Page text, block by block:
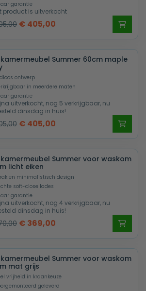
garantie
product is uitverkocht
Oorspronkelijke
was:
€ 605,00.
€ 405,00
is:
€ 405,00.
Summer 60cm maple
ontwerp
in meerdere maten
garantie
uitverkocht, nog 5 verkrijgbaar, nu
dinsdag in huis!
Oorspronkelijke
was:
€ 605,00.
€ 405,00
is:
€ 405,00.
Summer voor waskom
licht eiken
en minimalistisch design
soft-close lades
garantie
uitverkocht, nog 4 verkrijgbaar, nu
dinsdag in huis!
Oorspronkelijke
was:
€ 570,00.
€ 369,00
is:
€ 369,00.
Summer voor waskom
mat grijs
vrijheid in kraankeuze
geleverd